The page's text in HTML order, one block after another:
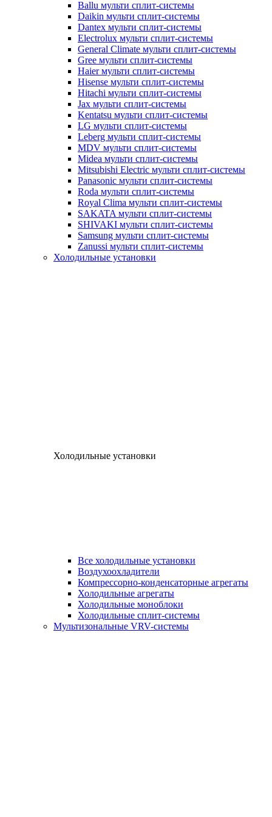
Ballu мульти сплит-системы
Daikin мульти сплит-системы
Dantex мульти сплит-системы
Electrolux мульти сплит-системы
General Climate мульти сплит-системы
Gree мульти сплит-системы
Haier мульти сплит-системы
Hisense мульти сплит-системы
Hitachi мульти сплит-системы
Jax мульти сплит-системы
Kentatsu мульти сплит-системы
LG мульти сплит-системы
Leberg мульти сплит-системы
MDV мульти сплит-системы
Midea мульти сплит-системы
Mitsubishi Electric мульти сплит-системы
Panasonic мульти сплит-системы
Roda мульти сплит-системы
Royal Clima мульти сплит-системы
SAKATA мульти сплит-системы
SHIVAKI мульти сплит-системы
Samsung мульти сплит-системы
Zanussi мульти сплит-системы
Холодильные установки
Холодильные установки
Все холодильные установки
Воздухоохладители
Компрессорно-конденсаторные агрегаты
Холодильные агрегаты
Холодильные моноблоки
Холодильные сплит-системы
Мультизональные VRV-системы